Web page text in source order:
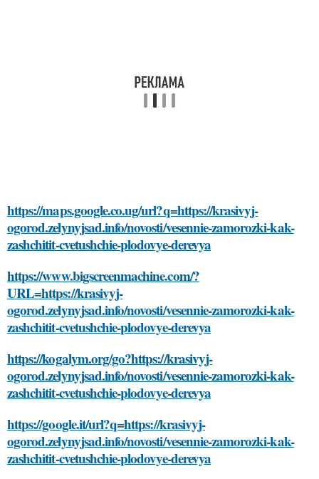
https://maps.google.co.ug/url?q=https://krasivyj-
ogorod.zelynyjsad.info/novosti/vesennie-zamorozki-kak-
zashchitit-cvetushchie-plodovye-derevya
https://www.bigscreenmachine.com/?
URL=https://krasivyj-
ogorod.zelynyjsad.info/novosti/vesennie-zamorozki-kak-
zashchitit-cvetushchie-plodovye-derevya
https://kogalym.org/go?https://krasivyj-
ogorod.zelynyjsad.info/novosti/vesennie-zamorozki-kak-
zashchitit-cvetushchie-plodovye-derevya
https://google.it/url?q=https://krasivyj-
ogorod.zelynyjsad.info/novosti/vesennie-zamorozki-kak-
zashchitit-cvetushchie-plodovye-derevya